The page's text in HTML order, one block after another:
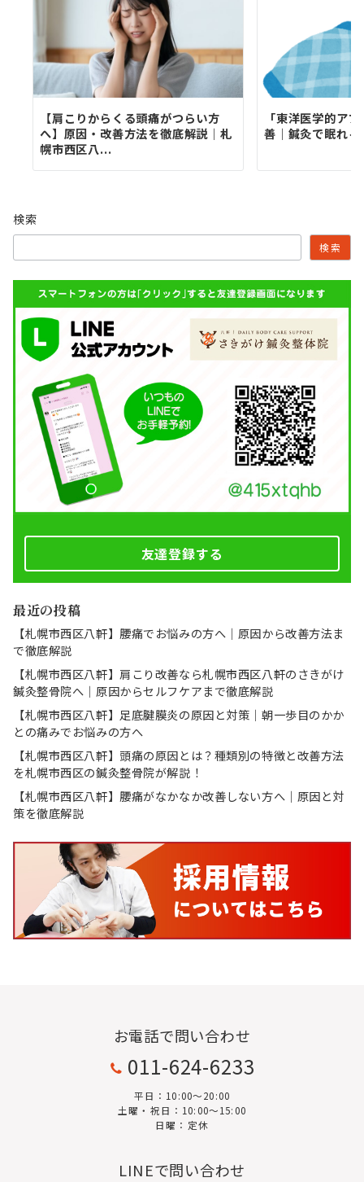
【肩こりからくる頭痛がつらい方
へ】原因・改善方法を徹底解説｜札
幌市西区八...
「東洋医学的ア
善｜鍼灸で眠れる
検索
検索
友達登録する
最近の投稿
【札幌市西区八軒】腰痛でお悩みの方へ｜原因から改善方法ま
で徹底解説
【札幌市西区八軒】肩こり改善なら札幌市西区八軒のさきがけ
鍼灸整骨院へ｜原因からセルフケアまで徹底解説
【札幌市西区八軒】足底腱膜炎の原因と対策｜朝一歩目のかか
との痛みでお悩みの方へ
【札幌市西区八軒】頭痛の原因とは？種類別の特徴と改善方法
を札幌市西区の鍼灸整骨院が解説！
【札幌市西区八軒】腰痛がなかなか改善しない方へ｜原因と対
策を徹底解説
お電話で問い合わせ
011-624-6233
平日：10:00〜20:00
土曜・祝日：10:00～15:00
日曜：定休
LINEで問い合わせ